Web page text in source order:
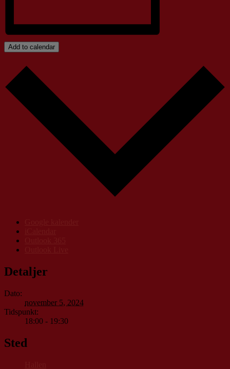
Add to calendar
Detaljer
Dato:
november 5, 2024
Tidspunkt:
18:00 - 19:30
Sted